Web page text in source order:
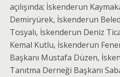
açılışında; İskenderun
Demiryürek, İskenderun
Tosyalı, İskenderun Deniz
Kemal Kutlu, İskenderun
Başkanı Mustafa Düzen,
Tanıtma Derneği Başkanı